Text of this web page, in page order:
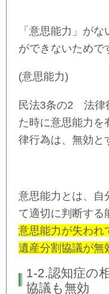
「意思能力」が
ができないためで
(意思能力)
民法3条の2 法律
た時に意思能力を
律行為は、無効と
意思能力とは、自
て適切に判断する
意思能力が失われ
遺産分割協議が無
1-2.認知症の
協議も無効